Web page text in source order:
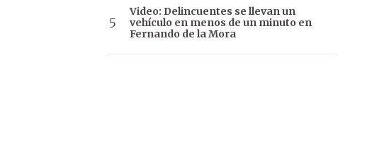
Video: Delincuentes se llevan un
vehículo en menos de un minuto en
Fernando de la Mora